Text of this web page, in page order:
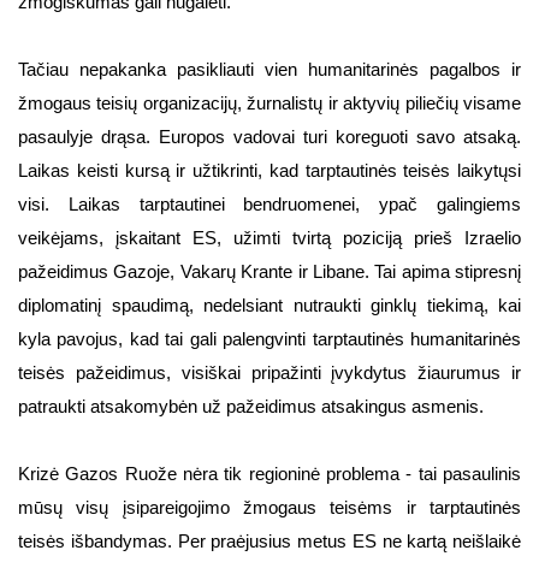
Tačiau nepakanka pasikliauti vien humanitarinės pagalbos ir
žmogaus teisių organizacijų, žurnalistų ir aktyvių piliečių visame
pasaulyje drąsa. Europos vadovai turi koreguoti savo atsaką.
Laikas keisti kursą ir užtikrinti, kad tarptautinės teisės laikytųsi
visi. Laikas tarptautinei bendruomenei, ypač galingiems
veikėjams, įskaitant ES, užimti tvirtą poziciją prieš Izraelio
pažeidimus Gazoje, Vakarų Krante ir Libane. Tai apima stipresnį
diplomatinį spaudimą, nedelsiant nutraukti ginklų tiekimą, kai
kyla pavojus, kad tai gali palengvinti tarptautinės humanitarinės
teisės pažeidimus, visiškai pripažinti įvykdytus žiaurumus ir
patraukti atsakomybėn už pažeidimus atsakingus asmenis.
Krizė Gazos Ruože nėra tik regioninė problema - tai pasaulinis
mūsų visų įsipareigojimo žmogaus teisėms ir tarptautinės
teisės išbandymas. Per praėjusius metus ES ne kartą neišlaikė